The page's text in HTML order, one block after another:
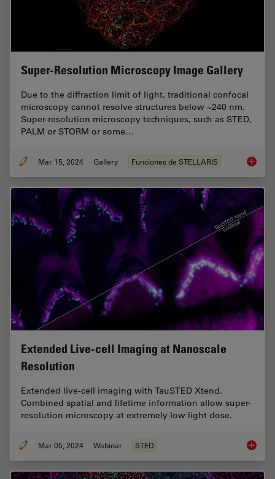
Super-Resolution Microscopy Image Gallery
Due to the diffraction limit of light, traditional confocal
microscopy cannot resolve structures below ~240 nm.
Super-resolution microscopy techniques, such as STED,
PALM or STORM or some…
Mar 15, 2024 Gallery Funciones de STELLARIS Super-
Extended Live-cell Imaging at Nanoscale
Resolution
Extended live-cell imaging with TauSTED Xtend.
Combined spatial and lifetime information allow super-
resolution microscopy at extremely low light dose.
Mar 05, 2024 Webinar STED